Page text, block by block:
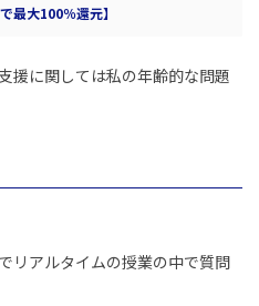
最大100％還元】
援に関しては私の年齢的な問題
リアルタイムの授業の中で質問